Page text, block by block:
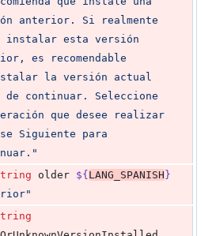
anterior. Si realmente
instalar esta versión
es recomendable
la versión actual
de continuar. Seleccione
que desee realizar
Siguiente para
"
older ${ LANG_SPANISH }
"